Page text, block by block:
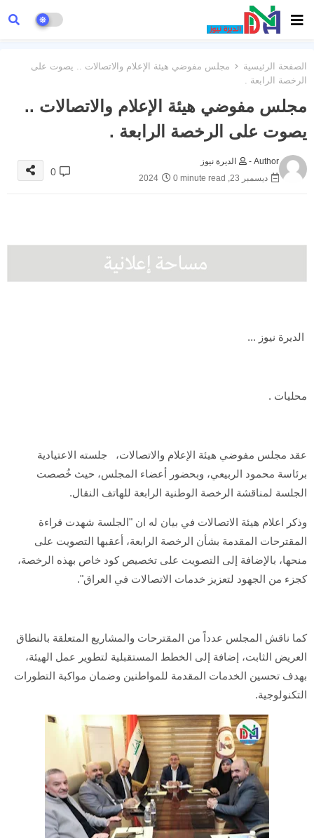
الصفحة الرئيسية
مجلس مفوضي هيئة الإعلام والاتصالات .. يصوت على
الرخصة الرابعة .
مجلس مفوضي هيئة الإعلام والاتصالات ..
يصوت على الرخصة الرابعة .
Author -
الديرة نيوز
ديسمبر 23, 2024
0 minute read
0
الديرة نيوز ...
محليات .
عقد مجلس مفوضي هيئة الإعلام والاتصالات، جلسته الاعتيادية
برئاسة محمود الربيعي، وبحضور أعضاء المجلس، حيث خُصصت
الجلسة لمناقشة الرخصة الوطنية الرابعة للهاتف النقال.
وذكر اعلام هيئة الاتصالات في بيان له ان "الجلسة شهدت قراءة
المقترحات المقدمة بشأن الرخصة الرابعة، أعقبها التصويت على
منحها، بالإضافة إلى التصويت على تخصيص كود خاص بهذه الرخصة،
كجزء من الجهود لتعزيز خدمات الاتصالات في العراق".
كما ناقش المجلس عدداً من المقترحات والمشاريع المتعلقة بالنطاق
العريض الثابت، إضافة إلى الخطط المستقبلية لتطوير عمل الهيئة،
بهدف تحسين الخدمات المقدمة للمواطنين وضمان مواكبة التطورات
التكنولوجية.